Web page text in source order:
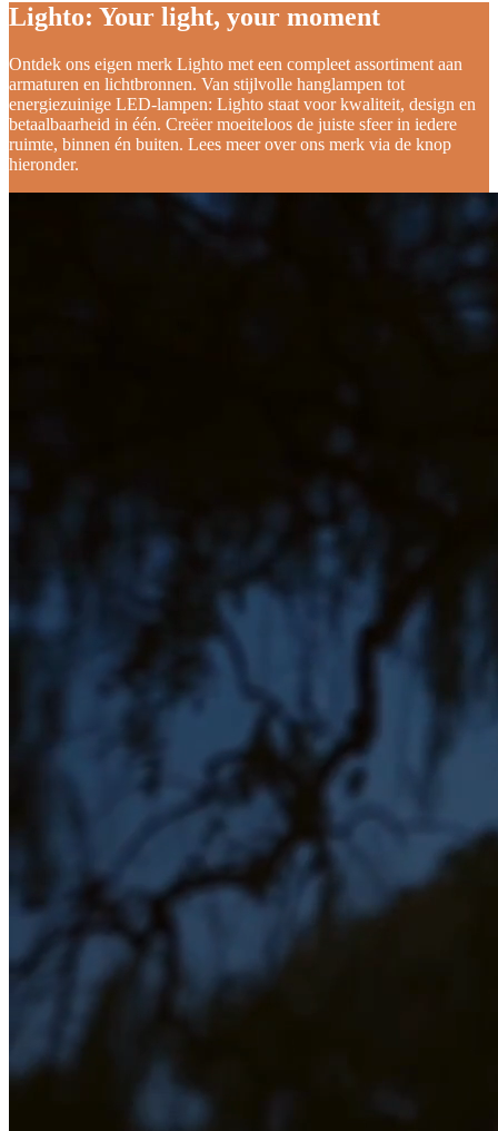
Lighto: Your light, your moment
Ontdek ons eigen merk Lighto met een compleet assortiment aan
armaturen en lichtbronnen. Van stijlvolle hanglampen tot
energiezuinige LED-lampen: Lighto staat voor kwaliteit, design en
betaalbaarheid in één. Creëer moeiteloos de juiste sfeer in iedere
ruimte, binnen én buiten. Lees meer over ons merk via de knop
hieronder.